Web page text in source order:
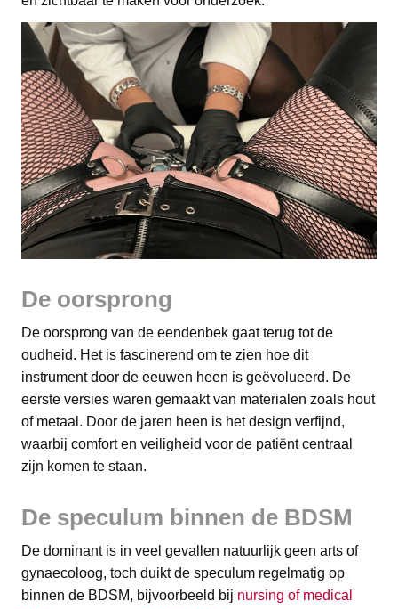
De oorsprong
De oorsprong van de eendenbek gaat terug tot de
oudheid. Het is fascinerend om te zien hoe dit
instrument door de eeuwen heen is geëvolueerd. De
eerste versies waren gemaakt van materialen zoals hout
of metaal. Door de jaren heen is het design verfijnd,
waarbij comfort en veiligheid voor de patiënt centraal
zijn komen te staan.
De speculum binnen de BDSM
De dominant is in veel gevallen natuurlijk geen arts of
gynaecoloog, toch duikt de speculum regelmatig op
binnen de BDSM, bijvoorbeeld bij nursing of medical